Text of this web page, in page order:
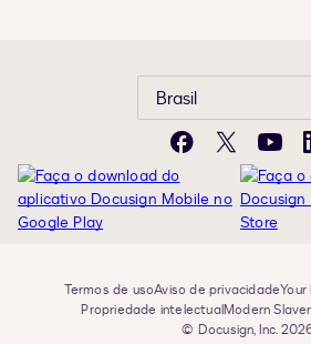
Brasil
Facebook
X
Termos de usoAviso de privacidade
Propriedade intelectualModern
© Docusign, Inc.